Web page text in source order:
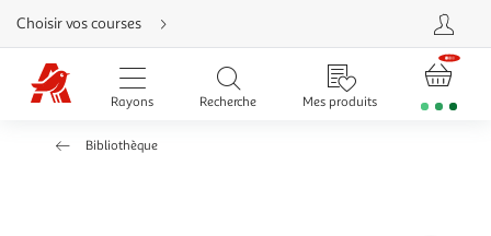
Aller
directement
au
contenu
Aller
directement
Aller
Choisir vos courses
Rayons Recherche Mes produits
Bibliothèque